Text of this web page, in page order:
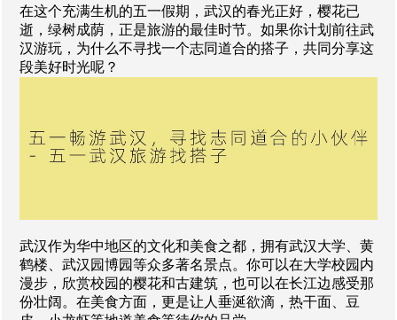
在这个充满生机的五一假期，武汉的春光正好，樱花已
逝，绿树成荫，正是旅游的最佳时节。如果你计划前往武
汉游玩，为什么不寻找一个志同道合的搭子，共同分享这
段美好时光呢？
武汉作为华中地区的文化和美食之都，拥有武汉大学、黄
鹤楼、武汉园博园等众多著名景点。你可以在大学校园内
漫步，欣赏校园的樱花和古建筑，也可以在长江边感受那
份壮阔。在美食方面，更是让人垂涎欲滴，热干面、豆